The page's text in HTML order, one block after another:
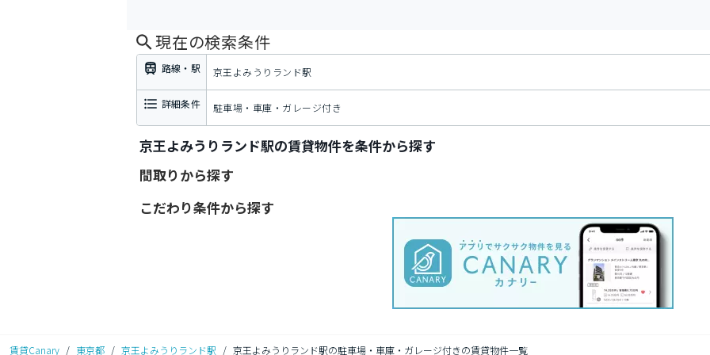
現在の検索条件
路線・駅 京王よみうりランド駅
詳細条件 駐車場・車庫・ガレージ付き
京王よみうりランド駅の賃貸物件を条件から探す
間取りから探す
こだわり条件から探す
賃貸Canary / 東京都 / 京王よみうりランド駅 / 京王よみうりランド駅の駐車場・車庫・ガレージ付きの賃貸物件一覧